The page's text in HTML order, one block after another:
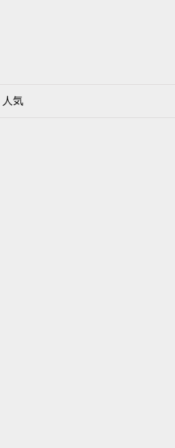
人気